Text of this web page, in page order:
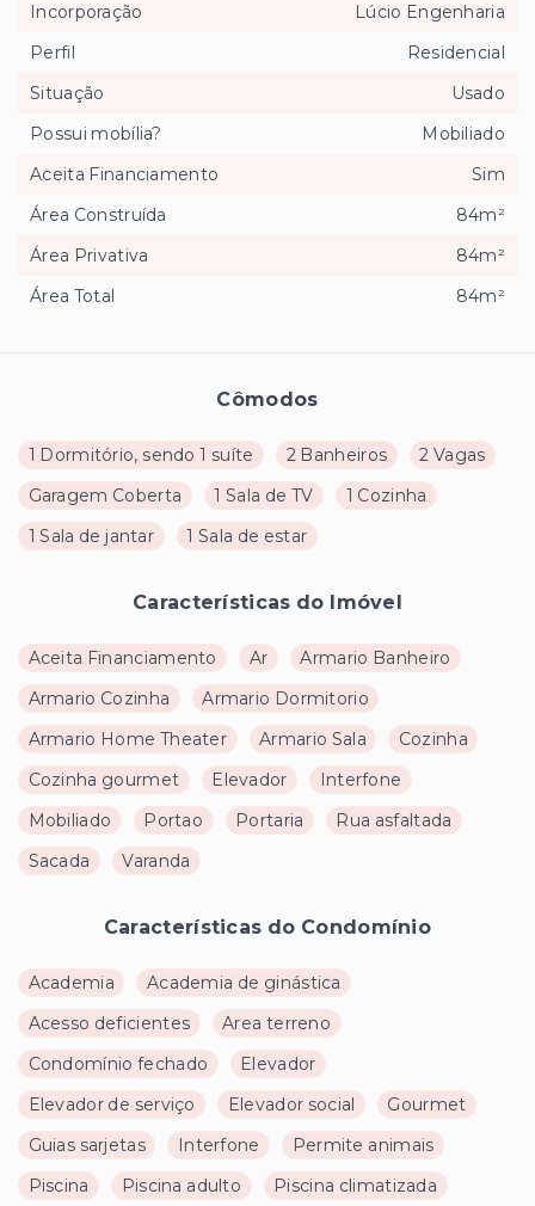
Cômodos
1 Dormitório, sendo 1 suíte 2 Banheiros
2 Vagas
Garagem Coberta
1 Sala de TV
1 Cozinha
1 Sala de jantar
1 Sala de estar
Características do Imóvel
Aceita Financiamento Ar
Armario Banheiro
Armario Cozinha
Armario Dormitorio
Armario Home Theater
Armario Sala
Cozinha
Cozinha gourmet
Elevador
Interfone
Mobiliado
Portao Portaria
Rua asfaltada
Sacada
Varanda
Características do Condomínio
Academia
Academia de ginástica
Acesso deficientes
Area terreno
Condomínio fechado
Elevador
Elevador de serviço
Elevador social
Gourmet
Guias sarjetas
Interfone
Permite animais
Piscina
Piscina adulto
Piscina climatizada
Incorporação
Lúcio Engenharia
Perfil
Residencial
Situação
Usado
Possui mobília?
Mobiliado
Aceita Financiamento
Sim
Área Construída
84m²
Área Privativa
84m²
Área Total
84m²